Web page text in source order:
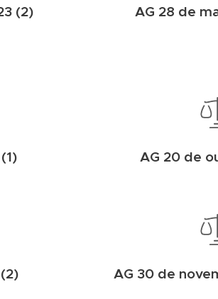
(2) AG 28 de
AG 20 de
AG 30 de